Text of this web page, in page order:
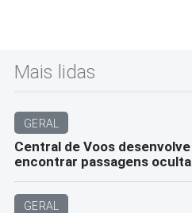
Mais lidas
GERAL
Central de Voos
encontrar passagens
GERAL